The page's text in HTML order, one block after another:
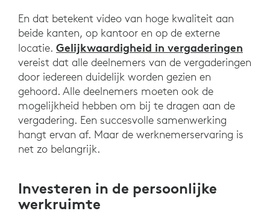
En dat betekent video van hoge kwaliteit aan
beide kanten, op kantoor en op de externe
locatie. Gelijkwaardigheid in vergaderingen
vereist dat alle deelnemers van de vergaderingen
door iedereen duidelijk worden gezien en
gehoord. Alle deelnemers moeten ook de
mogelijkheid hebben om bij te dragen aan de
vergadering. Een succesvolle samenwerking
hangt ervan af. Maar de werknemerservaring is
net zo belangrijk.
Investeren in de persoonlijke
werkruimte